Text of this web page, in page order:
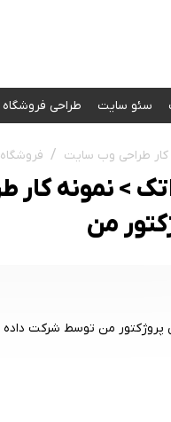
سئو سایت طراحی فروشگاه
کار طراحی وب سایت فروشگاه
> نمونه
من
من توسط شرکت